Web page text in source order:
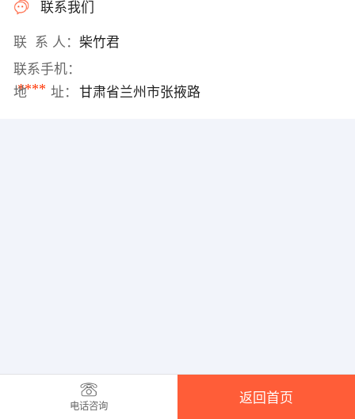
联系我们
联 系 人： 柴竹君
联系手机：
****
地 址： 甘肃省兰州市张掖路
电话咨询
返回首页